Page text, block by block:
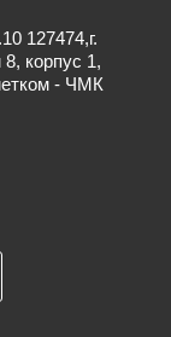
127474,г.
корпус 1,
- ЧМК